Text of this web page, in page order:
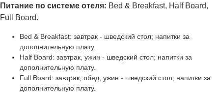
Питание по системе отеля: Bed & Breakfast, Half Board,
Full Board.
Bed & Breakfast: завтрак - шведский стол; напитки за
дополнительную плату.
Half Board: завтрак, ужин - шведский стол; напитки за
дополнительную плату.
Full Board: завтрак, обед, ужин - шведский стол; напитки за
дополнительную плату.